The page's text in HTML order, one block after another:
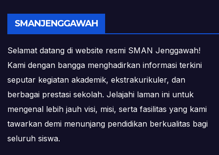
SMANJENGGAWAH
Selamat datang di website resmi SMAN Jenggawah!
Kami dengan bangga menghadirkan informasi terkini
seputar kegiatan akademik, ekstrakurikuler, dan
berbagai prestasi sekolah. Jelajahi laman ini untuk
mengenal lebih jauh visi, misi, serta fasilitas yang kami
tawarkan demi menunjang pendidikan berkualitas bagi
seluruh siswa.